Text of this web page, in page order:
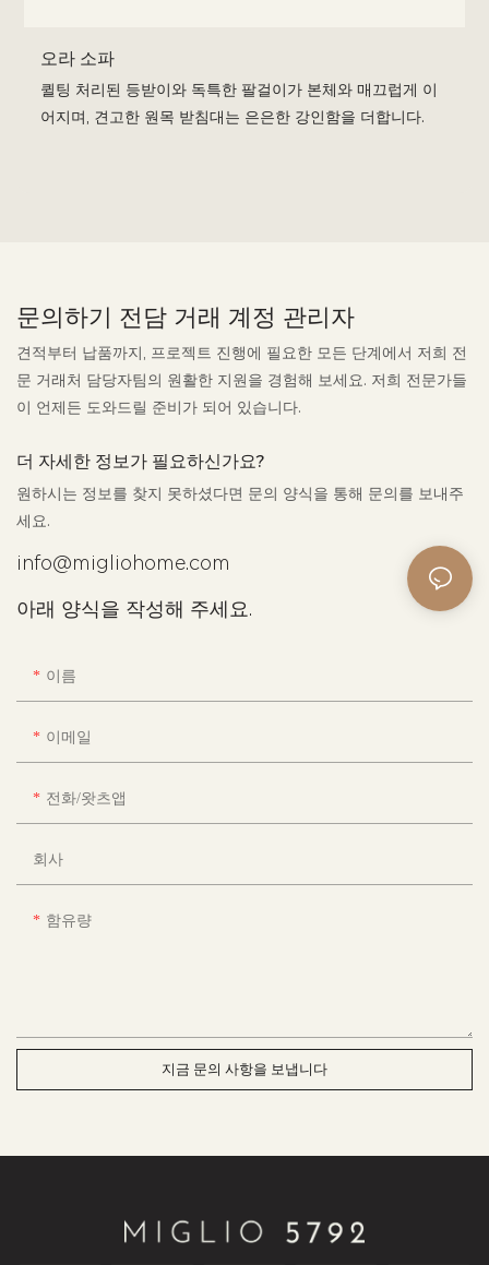
오라 소파
퀼팅 처리된 등받이와 독특한 팔걸이가 본체와 매끄럽게 이
어지며, 견고한 원목 받침대는 은은한 강인함을 더합니다.
문의하기 전담 거래 계정 관리자
견적부터 납품까지, 프로젝트 진행에 필요한 모든 단계에서 저희 전
문 거래처 담당자팀의 원활한 지원을 경험해 보세요. 저희 전문가들
이 언제든 도와드릴 준비가 되어 있습니다.
더 자세한 정보가 필요하신가요?
원하시는 정보를 찾지 못하셨다면 문의 양식을 통해 문의를 보내주
세요.
info@migliohome.com
아래 양식을 작성해 주세요.
이름
이메일
전화/왓츠앱
회사
함유량
지금 문의 사항을 보냅니다